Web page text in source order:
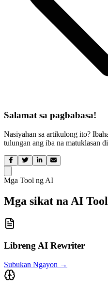
Salamat sa pagbabasa!
Nasiyahan sa artikulong ito?
tulungan ang iba na matuklasan
Mga Tool ng AI
Mga sikat na AI Tool
Libreng AI Rewriter
Subukan Ngayon →